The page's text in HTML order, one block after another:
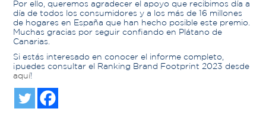
Por ello, queremos agradecer el apoyo que recibimos día a
día de todos los consumidores y a los más de 16 millones
de hogares en España que han hecho posible este premio.
Muchas gracias por seguir confiando en Plátano de
Canarias.
Si estás interesado en conocer el informe completo,
¡puedes consultar el Ranking Brand Footprint 2023 desde
aquí!